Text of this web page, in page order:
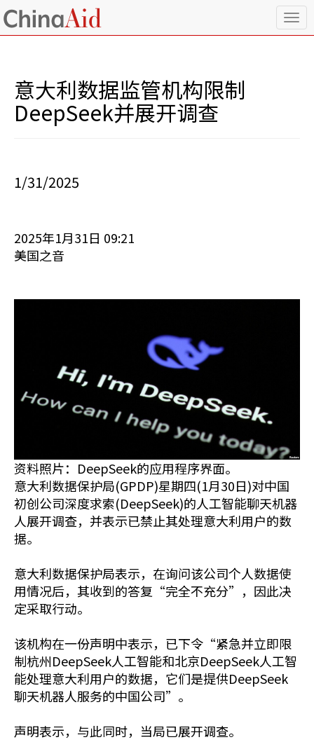
T
o
意大利数据监管机构限制
DeepSeek并展开调查
1/31/2025
2025年1月31日 09:21
美国之音
资料照片：DeepSeek的应用程序界面。
意大利数据保护局(GPDP)星期四(1月30日)对中国
初创公司深度求索(DeepSeek)的人工智能聊天机器
人展开调查，并表示已禁止其处理意大利用户的数
据。
意大利数据保护局表示，在询问该公司个人数据使
用情况后，其收到的答复“完全不充分”，因此决
定采取行动。
该机构在一份声明中表示，已下令“紧急并立即限
制杭州DeepSeek人工智能和北京DeepSeek人工智
能处理意大利用户的数据，它们是提供DeepSeek
聊天机器人服务的中国公司”。
声明表示，与此同时，当局已展开调查。